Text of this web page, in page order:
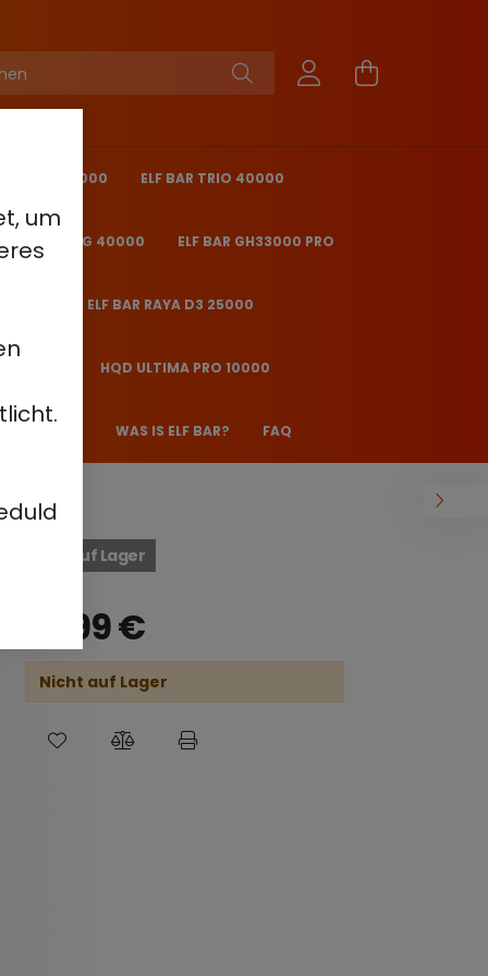
um
PRO 40000 ELF BAR TRIO 40000
BAR ICE KING 40000 ELF BAR GH33000 PRO
ELF BAR RAYA D3 25000
HQD ULTIMA PRO 10000
WAS IS ELF BAR? FAQ
Nicht auf Lager
27,99€
Nicht auf Lager